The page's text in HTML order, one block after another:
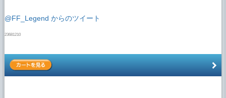
@FF_Legend からのツイート
23681210